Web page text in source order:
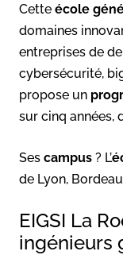
Cette école
domaines
entreprises de
cybersécurité,
propose un
sur cinq années,
Ses campus ? L’
de Lyon,
EIGSI La
ingénieurs